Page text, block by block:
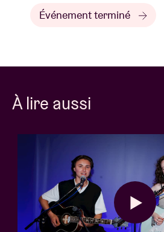
Événement terminé
À lire aussi